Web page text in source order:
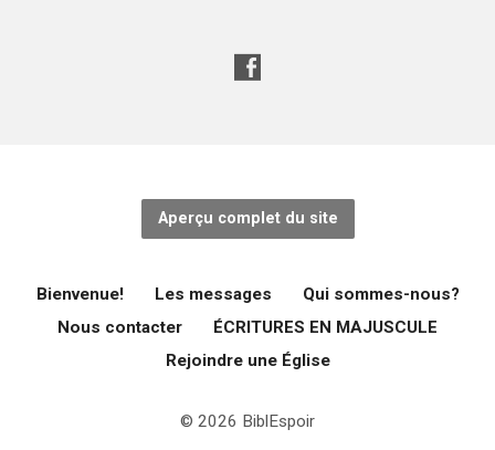
Aperçu complet du site
Bienvenue! Les messages
Qui sommes-nous?
Nous contacter
ÉCRITURES EN MAJUSCULE
Rejoindre une Église
© 2026 BiblEspoir